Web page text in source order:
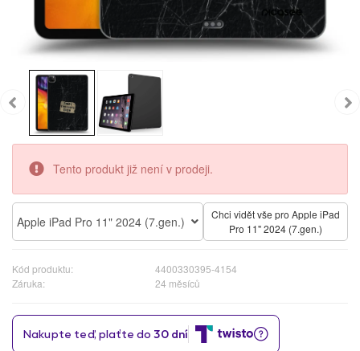
Tento produkt již není v prodeji.
Apple iPad Pro 11" 2024 (7.gen.)
Chci vidět vše pro Apple iPad
Pro 11" 2024 (7.gen.)
Kód produktu:
4400330395-4154
Záruka:
24 měsíců